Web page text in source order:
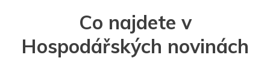
Co najdete v
Hospodářských novinách